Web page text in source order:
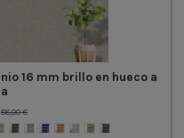
16 mm brillo en hueco a
88,00 €